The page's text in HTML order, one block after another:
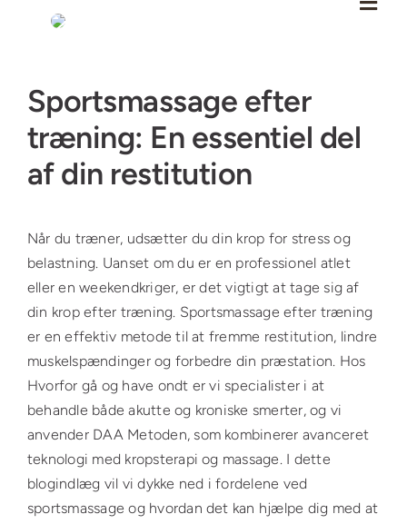
større
billede
Sportsmassage efter
træning: En essentiel del
af din restitution
Når du træner, udsætter du din krop for stress og
belastning. Uanset om du er en professionel atlet
eller en weekendkriger, er det vigtigt at tage sig af
din krop efter træning. Sportsmassage efter træning
er en effektiv metode til at fremme restitution, lindre
muskelspændinger og forbedre din præstation. Hos
Hvorfor gå og have ondt er vi specialister i at
behandle både akutte og kroniske smerter, og vi
anvender DAA Metoden, som kombinerer avanceret
teknologi med kropsterapi og massage. I dette
blogindlæg vil vi dykke ned i fordelene ved
sportsmassage og hvordan det kan hjælpe dig med at